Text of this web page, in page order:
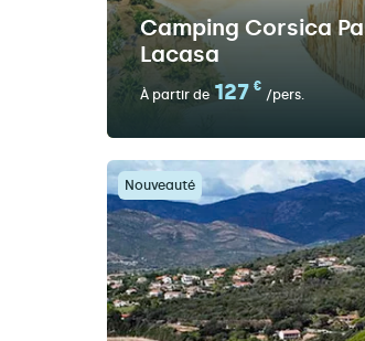
Camping Corsica
Lacasa
À partir de 127 €
/pers.
Nouveauté